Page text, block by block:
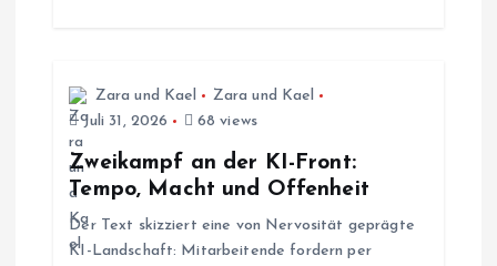
Zara und Kael
Zara und Kael
Juli 31, 2026
68 views
Zweikampf an der KI-Front:
Tempo, Macht und Offenheit
Der Text skizziert eine von Nervosität geprägte
KI-Landschaft: Mitarbeitende fordern per